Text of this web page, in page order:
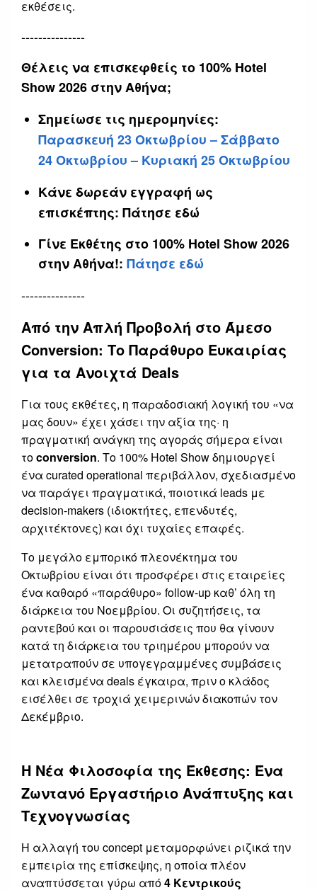
εκθέσεις.
---------------
Θέλεις να επισκεφθείς το 100% Hotel
Show 2026 στην Αθήνα;
Σημείωσε τις ημερομηνίες:
Παρασκευή 23 Οκτωβρίου – Σάββατο
24 Οκτωβρίου – Κυριακή 25 Οκτωβρίου
Κάνε δωρεάν εγγραφή ως
επισκέπτης: Πάτησε εδώ
Γίνε Εκθέτης στο 100% Hotel Show 2026
στην Αθήνα!: Πάτησε εδώ
---------------
Από την Απλή Προβολή στο Άμεσο
Conversion: Το Παράθυρο Ευκαιρίας
για τα Ανοιχτά Deals
Για τους εκθέτες, η παραδοσιακή λογική του «να
μας δουν» έχει χάσει την αξία της· η
πραγματική ανάγκη της αγοράς σήμερα είναι
τοconversion. Το 100% Hotel Show δημιουργεί
ένα curated operational περιβάλλον, σχεδιασμένο
να παράγει πραγματικά, ποιοτικά leads με
decision-makers (ιδιοκτήτες, επενδυτές,
αρχιτέκτονες) και όχι τυχαίες επαφές.
Το μεγάλο εμπορικό πλεονέκτημα του
Οκτωβρίου είναι ότι προσφέρει στις εταιρείες
ένα καθαρό «παράθυρο» follow-up καθ’ όλη τη
διάρκεια του Νοεμβρίου. Οι συζητήσεις, τα
ραντεβού και οι παρουσιάσεις που θα γίνουν
κατά τη διάρκεια του τριημέρου μπορούν να
μετατραπούν σε υπογεγραμμένες συμβάσεις
και κλεισμένα deals έγκαιρα, πριν ο κλάδος
εισέλθει σε τροχιά χειμερινών διακοπών τον
Δεκέμβριο.
Η Νέα Φιλοσοφία της Έκθεσης: Ένα
Ζωντανό Εργαστήριο Ανάπτυξης και
Τεχνογνωσίας
Η αλλαγή του concept μεταμορφώνει ριζικά την
εμπειρία της επίσκεψης, η οποία πλέον
αναπτύσσεται γύρω από4 Κεντρικούς